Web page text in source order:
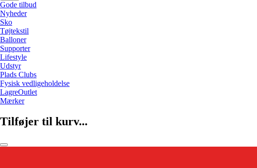
Gode tilbud
Nyheder
Sko
Tøjtekstil
Balloner
Supporter
Lifestyle
Udstyr
Plads Clubs
Fysisk vedligeholdelse
LagreOutlet
Mærker
Tilføjer til kurv...